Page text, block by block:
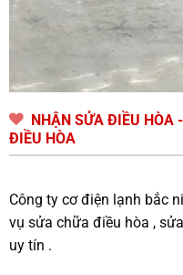
NHẬN SỬA ĐIỀU HÒA
ĐIỀU HÒA
Công ty cơ điện lạnh bắc
vụ sửa chữa điều hòa ,
uy tín .